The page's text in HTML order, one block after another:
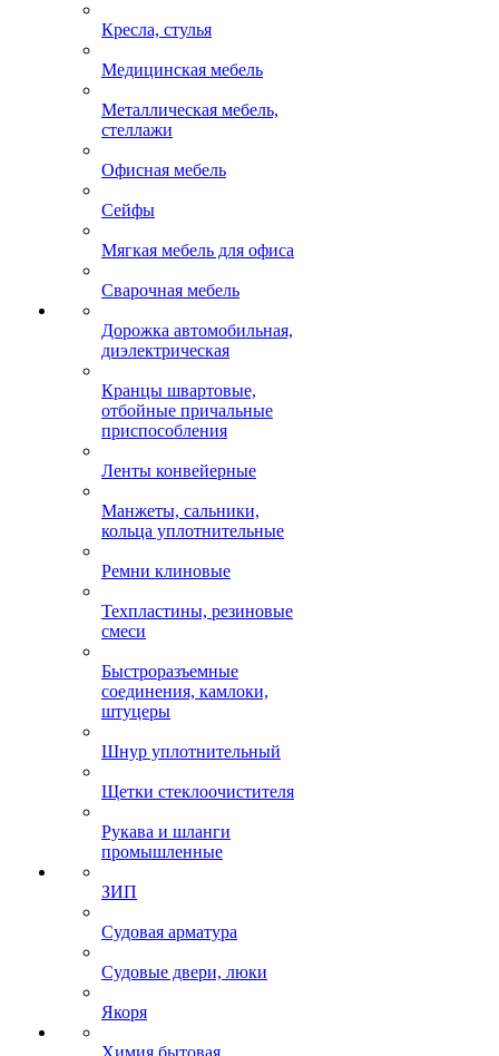
Кресла, стулья
Медицинская мебель
Металлическая мебель,
стеллажи
Офисная мебель
Сейфы
Мягкая мебель для офиса
Сварочная мебель
Дорожка автомобильная,
диэлектрическая
Кранцы швартовые,
отбойные причальные
приспособления
Ленты конвейерные
Манжеты, сальники,
кольца уплотнительные
Ремни клиновые
Техпластины, резиновые
смеси
Быстроразъемные
соединения, камлоки,
штуцеры
Шнур уплотнительный
Щетки стеклоочистителя
Рукава и шланги
промышленные
ЗИП
Судовая арматура
Судовые двери, люки
Якоря
Химия бытовая